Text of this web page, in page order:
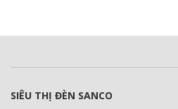
SIÊU THỊ ĐÈN SANCO